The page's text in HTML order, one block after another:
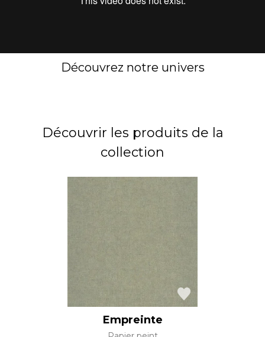
Découvrez notre univers
Découvrir les produits de la
collection
Empreinte